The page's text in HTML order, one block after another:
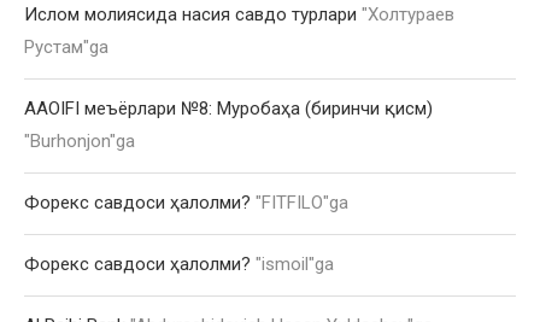
Ислом молиясида насия савдо турлари "Холтураев
Рустам"ga
AAOIFI меъёрлари №8: Муробаҳа (биринчи қисм)
"Burhonjon"ga
Форекс савдоси ҳалолми? "FITFILO"ga
Форекс савдоси ҳалолми? "ismoil"ga